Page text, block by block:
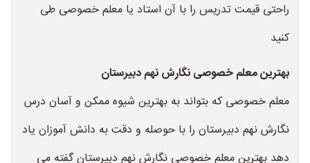
راحتی قیمت تدریس را با آن استاد یا معلم خصوصی طی
کنید
بهترین معلم خصوصی نگارش نهم دبیرستان
معلم خصوصی که بتواند به بهترین شیوه ممکن و آسان درس
نگارش نهم دبیرستان را با حوصله و دقت به دانش آموزان یاد
دهد بهترین معلم خصوصی نگارش نهم دبیرستان گفته می